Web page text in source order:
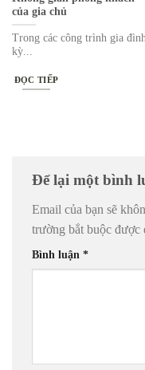
của gia chủ
Trong các công trình gia
kỳ...
ĐỌC TIẾP
Để lại một bình
Email của bạn sẽ
trường bắt buộc được
Bình luận *